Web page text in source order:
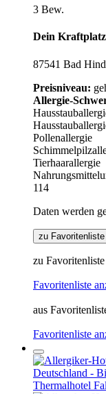
3 Bew.
Dein
87541 Bad
Preisniveau:
Allergie-
Pollenallergie
Tierhaarallergie
114
Daten werden
zu
zu
Favoritenliste
aus
Favoritenliste